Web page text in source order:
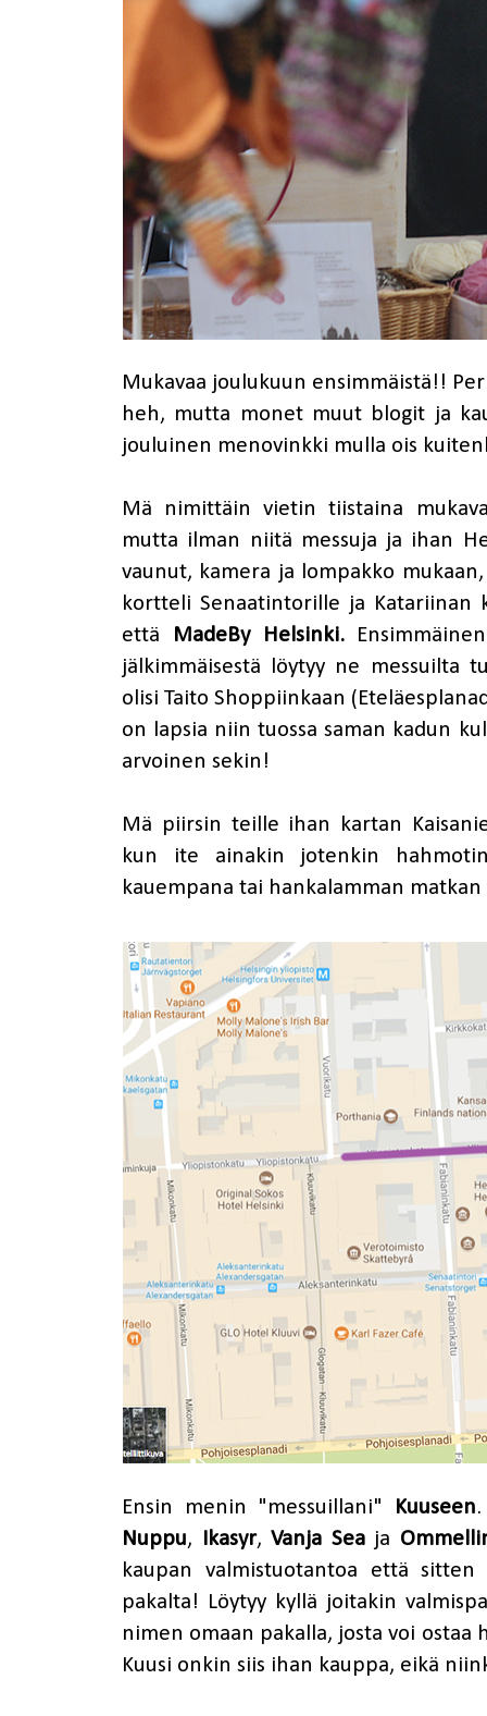
Mukavaa joulukuun ensimmäistä!!
heh, mutta monet muut blogit ja
jouluinen menovinkki mulla ois
Mä nimittäin vietin tiistaina
mutta ilman niitä messuja ja ihan
vaunut, kamera ja lompakko
kortteli Senaatintorille ja Katariinan
että
MadeBy Helsinki.
jälkimmäisestä löytyy ne messuilta
olisi Taito Shoppiinkaan
on lapsia niin tuossa saman kadun
arvoinen sekin!
Mä piirsin teille ihan kartan
kun ite ainakin jotenkin
kauempana tai hankalamman matkan
Ensin menin "messuillani" Kuuseen
Nuppu, Ikasyr,Vanja Seaja
kaupan valmistuotantoa että
pakalta! Löytyy kyllä joitakin
nimen omaan pakalla, josta voi ostaa
Kuusi onkin siis ihan kauppa, eikä